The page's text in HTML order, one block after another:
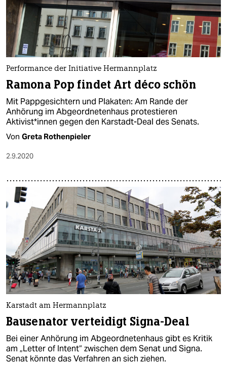
Performance der Initiative Hermannplatz
Ramona Pop findet Art déco schön
Mit Pappgesichtern und Plakaten: Am Rande der
Anhörung im Abgeordnetenhaus protestieren
Aktivist*innen gegen den Karstadt-Deal des Senats.
Von Greta Rothenpieler
2.9.2020
Karstadt am Hermannplatz
Bausenator verteidigt Signa-Deal
Bei einer Anhörung im Abgeordnetenhaus gibt es Kritik
am „Letter of Intent“ zwischen dem Senat und Signa.
Senat könnte das Verfahren an sich ziehen.